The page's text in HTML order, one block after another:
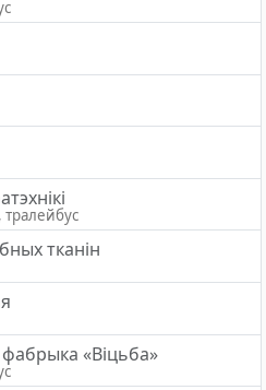
тралейбус
тканін
«Віцьба»